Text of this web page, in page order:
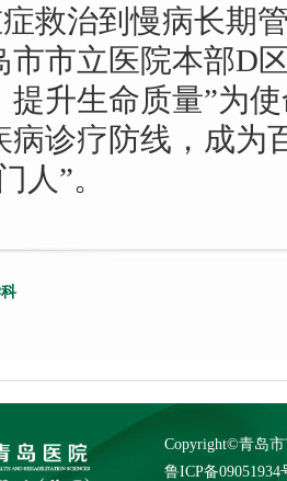
治到慢病长期
市市立医院本部D
提升生命质量”为
病诊疗防线，成为
人”。
Copyright©青岛
鲁ICP备09051934